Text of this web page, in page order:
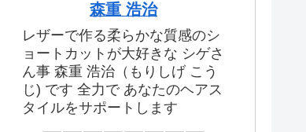
森重 浩治
レザーで作る柔らかな質感のシ
ョートカットが大好きな シゲさ
ん事 森重 浩治（もりしげ こう
じ) です 全力で あなたのヘアス
タイルをサポートします